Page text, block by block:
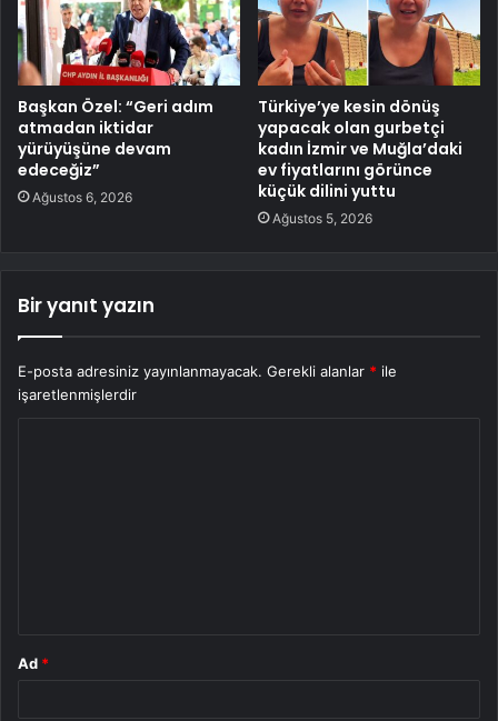
Başkan Özel: “Geri adım
atmadan iktidar
yürüyüşüne devam
edeceğiz”
Ağustos 6, 2026
Türkiye’ye kesin dönüş
yapacak olan gurbetçi
kadın İzmir ve Muğla’daki
ev fiyatlarını görünce
küçük dilini yuttu
Ağustos 5, 2026
Bir yanıt yazın
E-posta adresiniz yayınlanmayacak. Gerekli alanlar * ile
işaretlenmişlerdir
Ad *